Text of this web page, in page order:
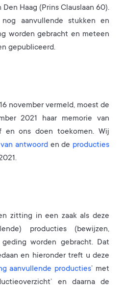
Haag (Prins Clauslaan 60).
aanvullende stukken en
worden gebracht en meteen
gepubliceerd.
november vermeld, moest de
2021 haar memorie van
en ons doen toekomen. Wij
antwoorden de producties
zitting in een zaak als deze
producties (bewijzen,
worden gebracht. Dat
en hieronder treft u deze
aanvullende producties’ met
en daarna de